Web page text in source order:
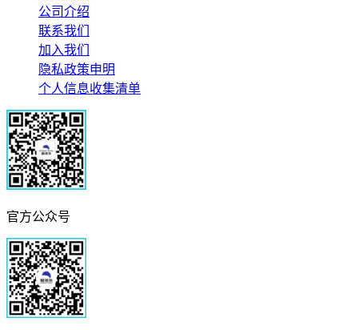
公司介绍
联系我们
加入我们
隐私政策申明
个人信息收集清单
官方公众号